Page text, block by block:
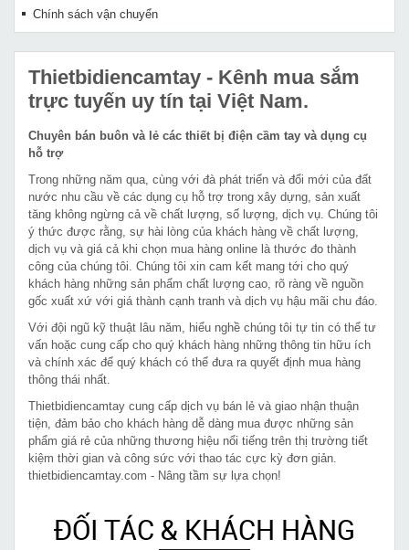
Chính sách vận chuyển
Thietbidiencamtay - Kênh mua sắm
trực tuyến uy tín tại Việt Nam.
Chuyên bán buôn và lẻ các thiết bị điện cầm tay và dụng cụ
hỗ trợ
Trong những năm qua, cùng với đà phát triển và đổi mới của đất
nước nhu cầu về các dụng cụ hỗ trợ trong xây dựng, sản xuất
tăng không ngừng cả về chất lượng, số lượng, dịch vụ. Chúng tôi
ý thức được rằng, sự hài lòng của khách hàng về chất lượng,
dịch vụ và giá cả khi chọn mua hàng online là thước đo thành
công của chúng tôi. Chúng tôi xin cam kết mang tới cho quý
khách hàng những sản phẩm chất lượng cao, rõ ràng về nguồn
gốc xuất xứ với giá thành cạnh tranh và dịch vụ hậu mãi chu đáo.
Với đội ngũ kỹ thuật lâu năm, hiểu nghề chúng tôi tự tin có thể tư
vấn hoặc cung cấp cho quý khách hàng những thông tin hữu ích
và chính xác để quý khách có thể đưa ra quyết định mua hàng
thông thái nhất.
Thietbidiencamtay cung cấp dịch vụ bán lẻ và giao nhận thuận
tiện, đảm bảo cho khách hàng dễ dàng mua được những sản
phẩm giá rẻ của những thương hiệu nổi tiếng trên thị trường tiết
kiệm thời gian và công sức với thao tác cực kỳ đơn giản.
thietbidiencamtay.com - Nâng tầm sự lựa chọn!
ĐỐI TÁC & KHÁCH HÀNG